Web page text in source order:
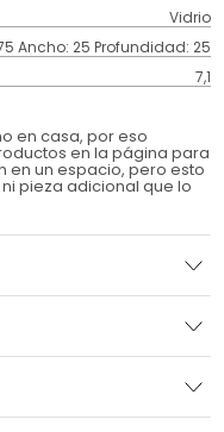
Vidrio
Ancho: 25 Profundidad: 25
7,1
en casa, por eso
en la página para
en un espacio, pero esto
pieza adicional que lo